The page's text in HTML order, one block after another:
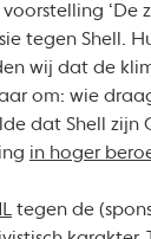
‘De
tegen Shell.
wij dat de
om: wie
dat Shell
in hoger
tegen de